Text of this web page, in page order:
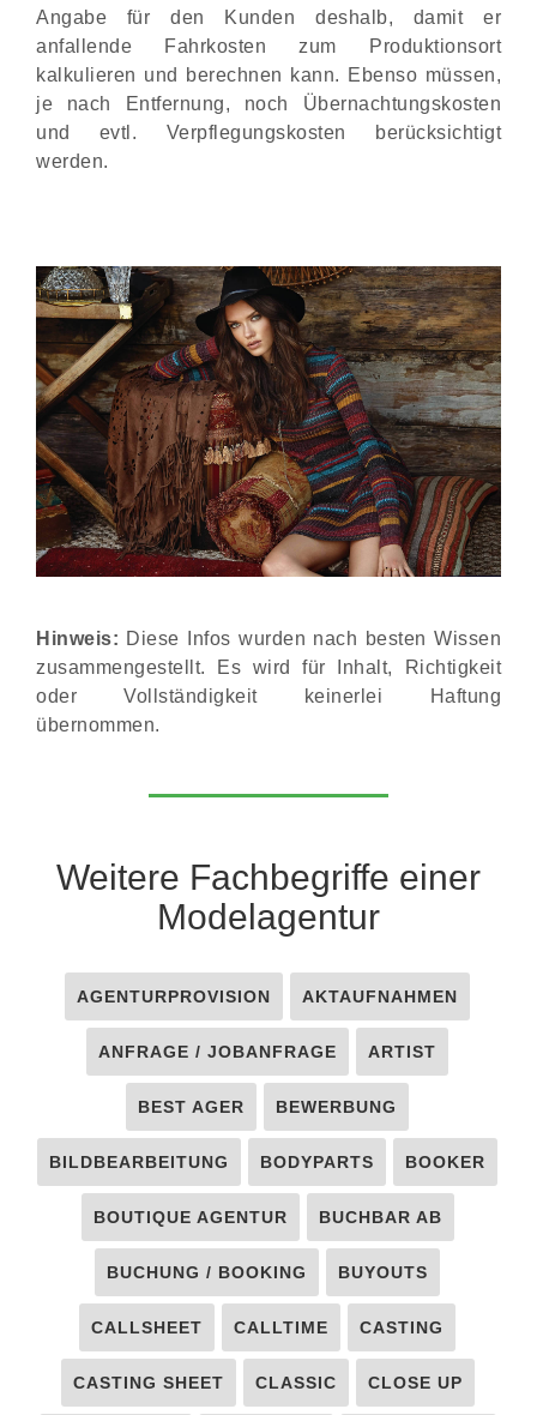
Angabe für den Kunden deshalb, damit er
anfallende Fahrkosten zum Produktionsort
kalkulieren und berechnen kann. Ebenso müssen,
je nach Entfernung, noch Übernachtungskosten
und evtl. Verpflegungskosten berücksichtigt
werden.
Hinweis: Diese Infos wurden nach besten Wissen
zusammengestellt. Es wird für Inhalt, Richtigkeit
oder Vollständigkeit keinerlei Haftung
übernommen.
Weitere Fachbegriffe einer
Modelagentur
AGENTURPROVISION AKTAUFNAHMEN
ANFRAGE / JOBANFRAGE ARTIST
BEST AGER BEWERBUNG
BILDBEARBEITUNG BODYPARTS BOOKER
BOUTIQUE AGENTUR BUCHBAR AB
BUCHUNG / BOOKING BUYOUTS
CALLSHEET CALLTIME CASTING
CASTING SHEET CLASSIC CLOSE UP